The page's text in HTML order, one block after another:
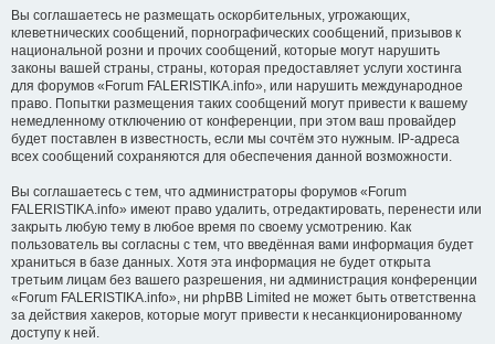
Вы соглашаетесь не размещать оскорбительных, угрожающих,
клеветнических сообщений, порнографических сообщений, призывов к
национальной розни и прочих сообщений, которые могут нарушить
законы вашей страны, страны, которая предоставляет услуги хостинга
для форумов «Forum FALERISTIKA.info», или нарушить международное
право. Попытки размещения таких сообщений могут привести к вашему
немедленному отключению от конференции, при этом ваш провайдер
будет поставлен в известность, если мы сочтём это нужным. IP-адреса
всех сообщений сохраняются для обеспечения данной возможности.
Вы соглашаетесь с тем, что администраторы форумов «Forum
FALERISTIKA.info» имеют право удалить, отредактировать, перенести или
закрыть любую тему в любое время по своему усмотрению. Как
пользователь вы согласны с тем, что введённая вами информация будет
храниться в базе данных. Хотя эта информация не будет открыта
третьим лицам без вашего разрешения, ни администрация конференции
«Forum FALERISTIKA.info», ни phpBB Limited не может быть ответственна
за действия хакеров, которые могут привести к несанкционированному
доступу к ней.